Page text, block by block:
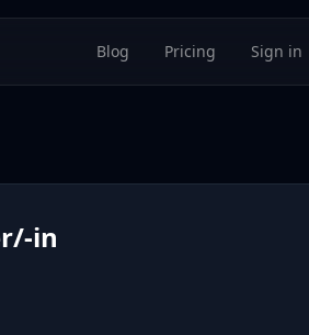
Blog Pricing Sign in
in